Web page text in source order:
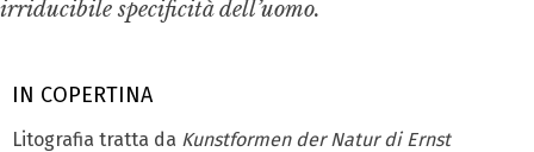
IN COPERTINA
Litografia tratta da Kunstformen der Naturdi Ernst
irriducibile specificità dell’uomo.